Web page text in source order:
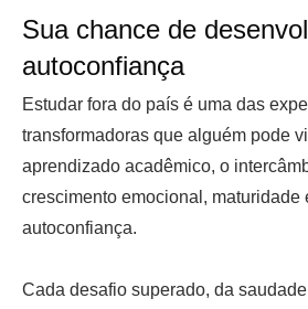
Sua chance de
autoconfiança
Estudar fora do país é uma das
transformadoras que alguém pode
aprendizado acadêmico, o
crescimento emocional, maturidade
autoconfiança.
Cada desafio superado, da saudade